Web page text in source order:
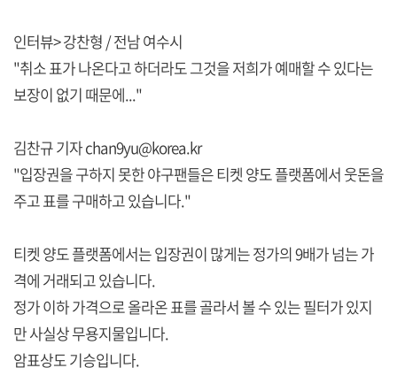
인터뷰> 강찬형 / 전남 여수시
"취소 표가 나온다고 하더라도 그것을 저희가 예매할 수 있다는
보장이 없기 때문에..."
김찬규 기자 chan9yu@korea.kr
"입장권을 구하지 못한 야구팬들은 티켓 양도 플랫폼에서 웃돈을
주고 표를 구매하고 있습니다."
티켓 양도 플랫폼에서는 입장권이 많게는 정가의 9배가 넘는 가
격에 거래되고 있습니다.
정가 이하 가격으로 올라온 표를 골라서 볼 수 있는 필터가 있지
만 사실상 무용지물입니다.
암표상도 기승입니다.